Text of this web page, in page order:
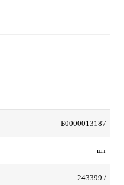
Б0000013187
шт
243399 /